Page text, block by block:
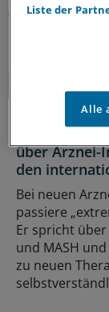
„Welle an
über Arznei-
den
Bei neuen
passiere
Er spricht über
und MASH
zu neuen
Liste der
Alle